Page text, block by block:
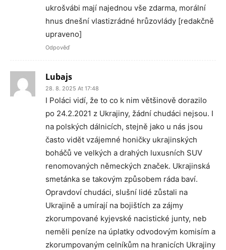
ukrošvábi mají najednou vše zdarma, morální
hnus dnešní vlastizrádné hrůzovlády [redakčně
upraveno]
Odpověď
Lubajs
28. 8. 2025 At 17:48
I Poláci vidí, že to co k nim většinově dorazilo
po 24.2.2021 z Ukrajiny, žádní chudáci nejsou. I
na polských dálnicích, stejně jako u nás jsou
často vidět vzájemné honičky ukrajinských
boháčů ve velkých a drahých luxusních SUV
renomovaných německých značek. Ukrajinská
smetánka se takovým způsobem ráda baví.
Opravdoví chudáci, slušní lidé zůstali na
Ukrajině a umírají na bojištích za zájmy
zkorumpované kyjevské nacistické junty, neb
neměli peníze na úplatky odvodovým komisím a
zkorumpovaným celníkům na hranicích Ukrajiny